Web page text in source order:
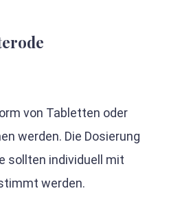
von Tabletten oder
werden. Die Dosierung
sollten individuell mit
werden.